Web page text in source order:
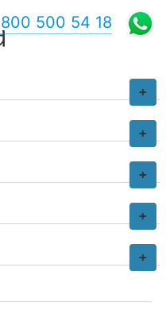
+
+
+
+
+
500 54 18